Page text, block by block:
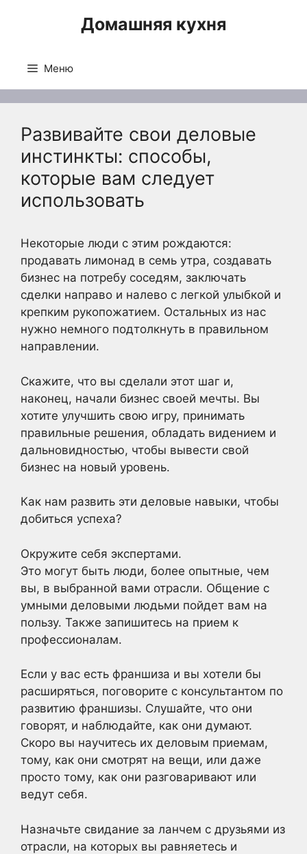
Домашняя кухня
Меню
Развивайте свои деловые
инстинкты: способы,
которые вам следует
использовать
Некоторые люди с этим рождаются:
продавать лимонад в семь утра, создавать
бизнес на потребу соседям, заключать
сделки направо и налево с легкой улыбкой и
крепким рукопожатием. Остальных из нас
нужно немного подтолкнуть в правильном
направлении.
Скажите, что вы сделали этот шаг и,
наконец, начали бизнес своей мечты. Вы
хотите улучшить свою игру, принимать
правильные решения, обладать видением и
дальновидностью, чтобы вывести свой
бизнес на новый уровень.
Как нам развить эти деловые навыки, чтобы
добиться успеха?
Окружите себя экспертами.
Это могут быть люди, более опытные, чем
вы, в выбранной вами отрасли. Общение с
умными деловыми людьми пойдет вам на
пользу. Также запишитесь на прием к
профессионалам.
Если у вас есть франшиза и вы хотели бы
расширяться, поговорите с консультантом по
развитию франшизы. Слушайте, что они
говорят, и наблюдайте, как они думают.
Скоро вы научитесь их деловым приемам,
тому, как они смотрят на вещи, или даже
просто тому, как они разговаривают или
ведут себя.
Назначьте свидание за ланчем с друзьями из
отрасли, на которых вы равняетесь и